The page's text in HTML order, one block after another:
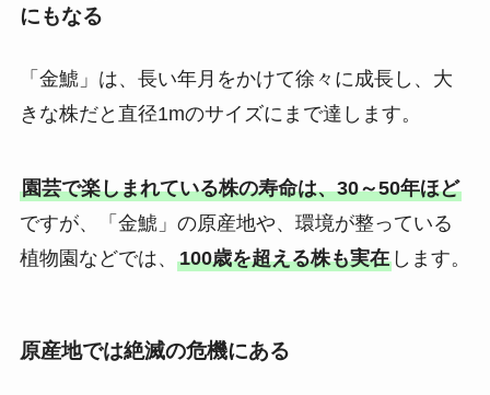
にもなる
「金鯱」は、長い年月をかけて徐々に成長し、大
きな株だと直径1mのサイズにまで達します。
園芸で楽しまれている株の寿命は、30～50年ほど
ですが、「金鯱」の原産地や、環境が整っている
植物園などでは、 100歳を超える株も実在します。
原産地では絶滅の危機にある